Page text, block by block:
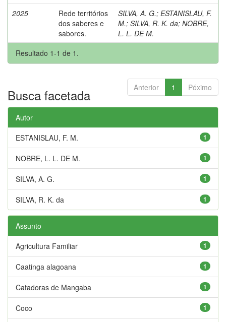
2025
Rede territórios
dos saberes e
sabores.
SILVA, A. G.; ESTANISLAU, F.
M.; SILVA, R. K. da; NOBRE,
L. L. DE M.
Resultado 1-1 de 1.
Anterior 1 Póximo
Busca facetada
Autor
1
ESTANISLAU, F. M.
1
NOBRE, L. L. DE M.
1
SILVA, A. G.
1
SILVA, R. K. da
Assunto
1
Agricultura Familiar
1
Caatinga alagoana
1
Catadoras de Mangaba
1
Coco